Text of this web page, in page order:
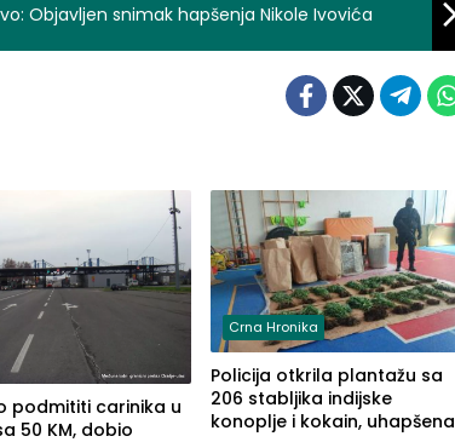
Objavljen snimak hapšenja Nikole Ivovića
podmititi carinika u
50 KM, dobio
Crna Hronika
Policija otkrila plantažu sa
206 stabljika indijske
konoplje i kokain, uhapšena